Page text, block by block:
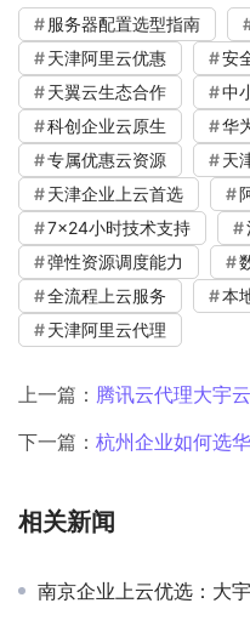
服务器配置选型指南
天津阿里云优惠
安
天翼云生态合作
中
科创企业云原生
华
专属优惠云资源
天
天津企业上云首选
7×24小时技术支持
弹性资源调度能力
全流程上云服务
本
天津阿里云代理
上一篇： 腾讯云代理大宇云
下一篇： 杭州企业如何选
相关新闻
南京企业上云优选：大